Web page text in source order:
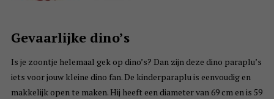
Gevaarlijke dino’s
Is je zoontje helemaal gek op dino’s? Dan zijn deze dino paraplu’s
iets voor jouw kleine dino fan. De kinderparaplu is eenvoudig en
makkelijk open te maken. Hij heeft een diameter van 69 cm en is 59